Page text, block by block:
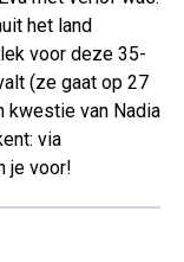
het land
voor deze 35-
(ze gaat op 27
kwestie van Nadia
via
je voor!